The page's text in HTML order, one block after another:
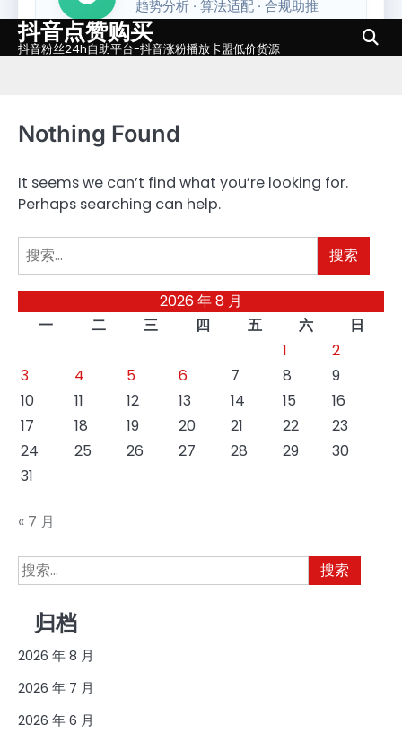
Skip抖音点赞购买
抖音粉丝24h自助平台-抖音涨粉播放卡盟低价货源
Nothing Found
It seems we can’t find what you’re looking for.
Perhaps searching can help.
搜
索：
2026 年 8 月
一
二 三 四 五 六
日
1
2
3
4 5 6 7 8
9
10
11 12 13 14 15
16
17
18 19 20 21 22
23
24
25 26 27 28 29
30
31
« 7 月
搜
索：
归档
2026 年 8 月
2026 年 7 月
2026 年 6 月